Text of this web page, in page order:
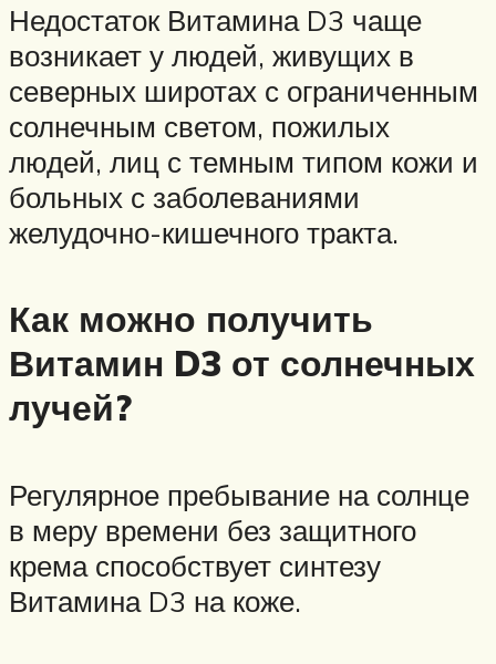
Недостаток Витамина D3 чаще
возникает у людей, живущих в
северных широтах с ограниченным
солнечным светом, пожилых
людей, лиц с темным типом кожи и
больных с заболеваниями
желудочно-кишечного тракта.
Как можно получить
Витамин D3 от солнечных
лучей?
Регулярное пребывание на солнце
в меру времени без защитного
крема способствует синтезу
Витамина D3 на коже.